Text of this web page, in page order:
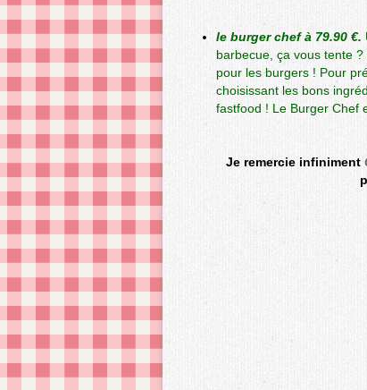
le burger chef à 79.90 €.
barbecue, ça vous tente
pour les burgers ! Pour
choisissant les bons
fastfood ! Le Burger Chef
Je remercie infiniment